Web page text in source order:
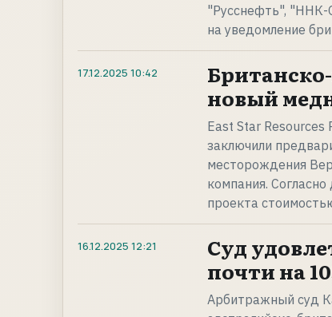
"Русснефть", "ННК-
на уведомление
17.12.2025 10:42
новый
East Star Resources
заключили
месторождения
компания.
проекта
16.12.2025 12:21
Суд
почти на
Арбитражный суд